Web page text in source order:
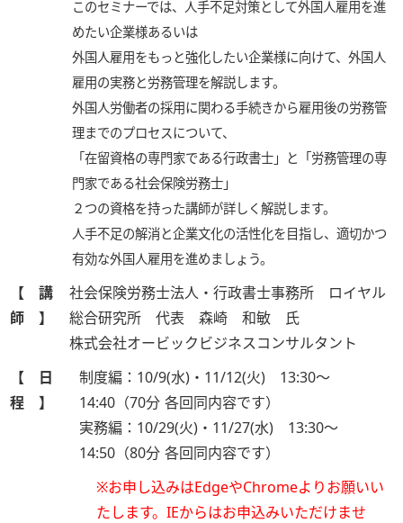
このセミナーでは、人手不足対策として外国人雇用を進
めたい企業様あるいは
外国人雇用をもっと強化したい企業様に向けて、外国人
雇用の実務と労務管理を解説します。
外国人労働者の採用に関わる手続きから雇用後の労務管
理までのプロセスについて、
「在留資格の専門家である行政書士」と「労務管理の専
門家である社会保険労務士」
２つの資格を持った講師が詳しく解説します。
人手不足の解消と企業文化の活性化を目指し、適切かつ
有効な外国人雇用を進めましょう。
【 講
師 】
社会保険労務士法人・行政書士事務所 ロイヤル
総合研究所 代表 森崎 和敏 氏
株式会社オービックビジネスコンサルタント
【 日
程 】
制度編：10/9(水)・11/12(火) 13:30～
14:40（70分 各回同内容です）
実務編：10/29(火)・11/27(水) 13:30～
14:50（80分 各回同内容です）
※お申し込みはEdgeやChromeよりお願いい
たします。IEからはお申込みいただけませ